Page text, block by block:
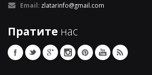
Email: zlatarinfo@gmail.com
Пратите нас